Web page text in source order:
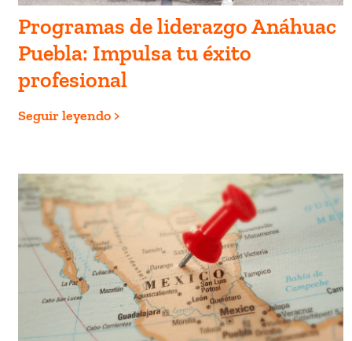
Programas de liderazgo Anáhuac
Puebla: Impulsa tu éxito
profesional
Seguir leyendo >